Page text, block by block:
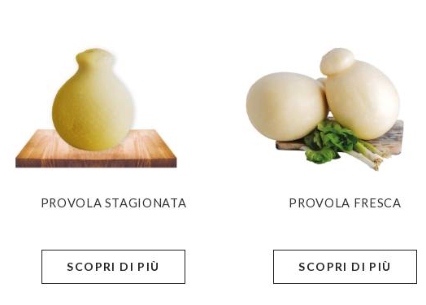
PROVOLA STAGIONATA
SCOPRI DI PIÙ
PROVOLA FRESCA
SCOPRI DI PIÙ